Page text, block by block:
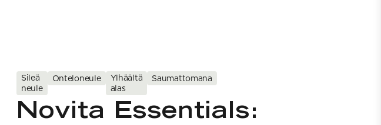
Sileä
neule
Onteloneule
Ylhäältä
alas
Saumattomana
Novita Essentials: